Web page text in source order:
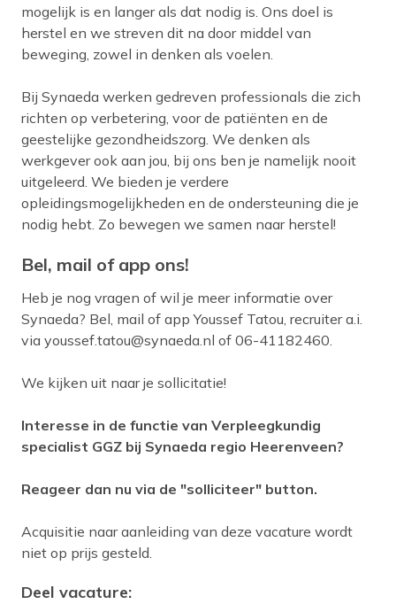
mogelijk is en langer als dat nodig is. Ons doel is
herstel en we streven dit na door middel van
beweging, zowel in denken als voelen.
Bij Synaeda werken gedreven professionals die zich
richten op verbetering, voor de patiënten en de
geestelijke gezondheidszorg. We denken als
werkgever ook aan jou, bij ons ben je namelijk nooit
uitgeleerd. We bieden je verdere
opleidingsmogelijkheden en de ondersteuning die je
nodig hebt. Zo bewegen we samen naar herstel!
Bel, mail of app ons!
Heb je nog vragen of wil je meer informatie over
Synaeda? Bel, mail of app Youssef Tatou, recruiter a.i.
via youssef.tatou@synaeda.nl of 06-41182460.
We kijken uit naar je sollicitatie!
Interesse in de functie van Verpleegkundig
specialist GGZ bij Synaeda regio Heerenveen?
Reageer dan nu via de "solliciteer" button.
Acquisitie naar aanleiding van deze vacature wordt
niet op prijs gesteld.
Deel vacature: